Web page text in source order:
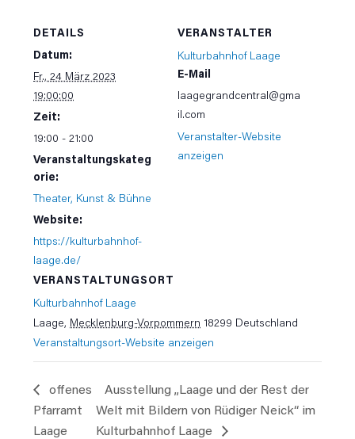
DETAILS
Datum:
Fr., 24 März 2023
19:00:00
Zeit:
19:00 - 21:00
Veranstaltungskateg
orie:
Theater, Kunst & Bühne
Website:
https://kulturbahnhof-
laage.de/
VERANSTALTUNGSORT
Kulturbahnhof Laage
Laage, Mecklenburg-Vorpommern 18299 Deutschland
Veranstaltungsort-Website anzeigen
VERANSTALTER
Kulturbahnhof Laage
E-Mail
laagegrandcentral@gma
il.com
Veranstalter-Website
anzeigen
offenes
Pfarramt
Laage
Ausstellung „Laage und der Rest der
Welt mit Bildern von Rüdiger Neick“ im
Kulturbahnhof Laage